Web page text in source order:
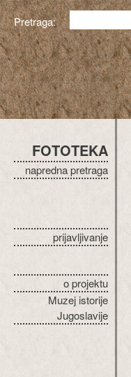
Pretraga:
FOTOTEKA
napredna pretraga
prijavljivanje
o projektu
Muzej istorije
Jugoslavije